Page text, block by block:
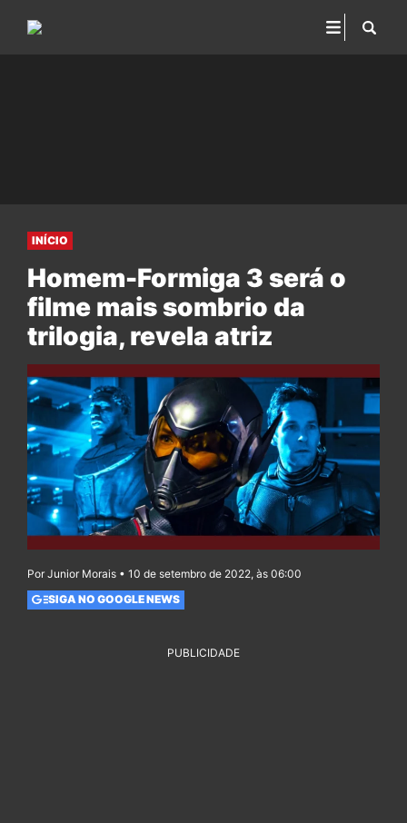
INÍCIO
Homem-Formiga 3 será o
filme mais sombrio da
trilogia, revela atriz
Por Junior Morais • 10 de setembro de 2022, às 06:00
SIGA NO GOOGLE NEWS
PUBLICIDADE